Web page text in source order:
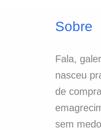
Sobre
Fala,
nasceu
de
sem